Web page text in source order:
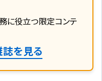
に役立つ限定コンテ
を見る